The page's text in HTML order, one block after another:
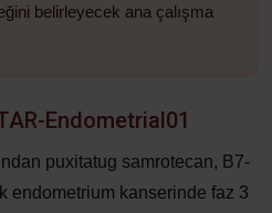
belirleyecek ana çalışma
Endometrial01
puxitatug samrotecan, B7-
endometrium kanserinde faz 3